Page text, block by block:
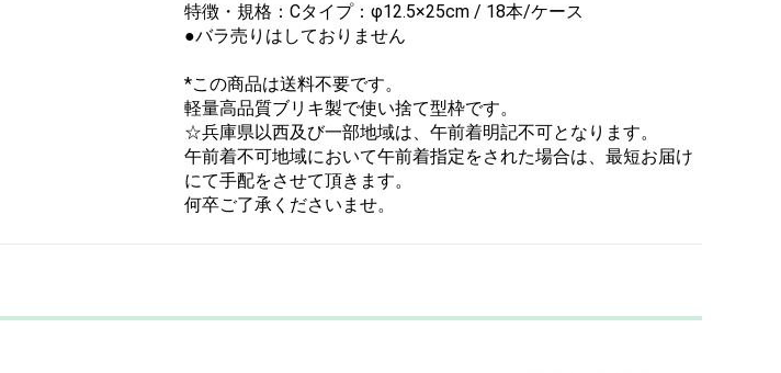
特徴・規格：Cタイプ：φ12.5×25cm / 18本/ケース
●バラ売りはしておりません
*この商品は送料不要です。
軽量高品質ブリキ製で使い捨て型枠です。
☆兵庫県以西及び一部地域は、午前着明記不可となります。
午前着不可地域において午前着指定をされた場合は、最短お届け
にて手配をさせて頂きます。
何卒ご了承くださいませ。